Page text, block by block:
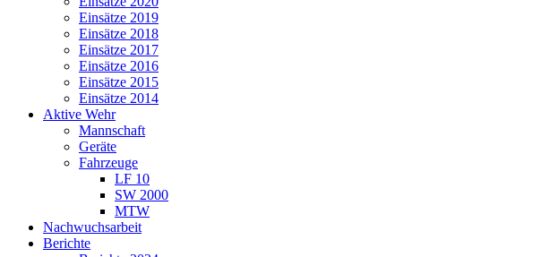
Einsätze 2019
Einsätze 2018
Einsätze 2017
Einsätze 2016
Einsätze 2015
Einsätze 2014
Aktive Wehr
Mannschaft
Geräte
Fahrzeuge
LF 10
SW 2000
MTW
Nachwuchsarbeit
Berichte